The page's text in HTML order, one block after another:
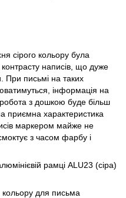
сірого кольору була
написів, що дуже
При письмі на таких
інформація на
з дошкою буде більш
характеристика
маркером майже не
з часом фарбу і
рамці ALU23 (сіра)
кольору для письма